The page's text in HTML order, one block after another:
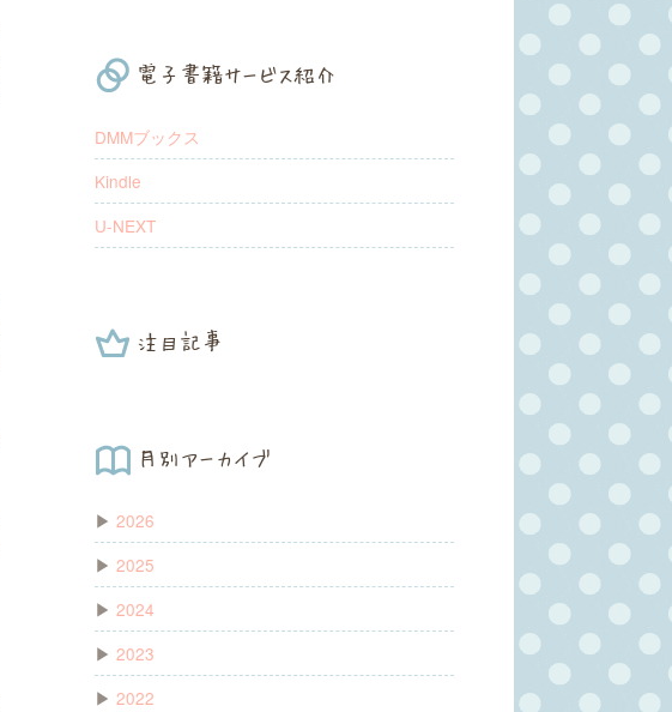
電子書籍サービス紹介
DMMブックス
Kindle
U-NEXT
注目記事
月別アーカイブ
▶ 2026
▶ 2025
▶ 2024
▶ 2023
▶ 2022